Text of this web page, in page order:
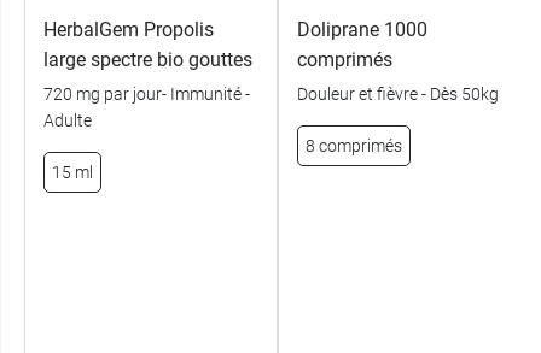
HerbalGem Propolis
large spectre bio gouttes
720 mg par jour- Immunité -
Adulte
15 ml
Doliprane 1000
comprimés
Douleur et fièvre - Dès 50kg
8 comprimés